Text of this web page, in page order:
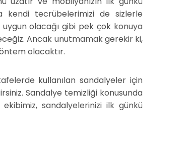
kendi tecrübelerimizi de sizlerle
uygun olacağı gibi pek çok konuya
Ancak unutmamak gerekir ki,
olacaktır.
kullanılan sandalyeler için
Sandalye temizliği konusunda
sandalyelerinizi ilk günkü